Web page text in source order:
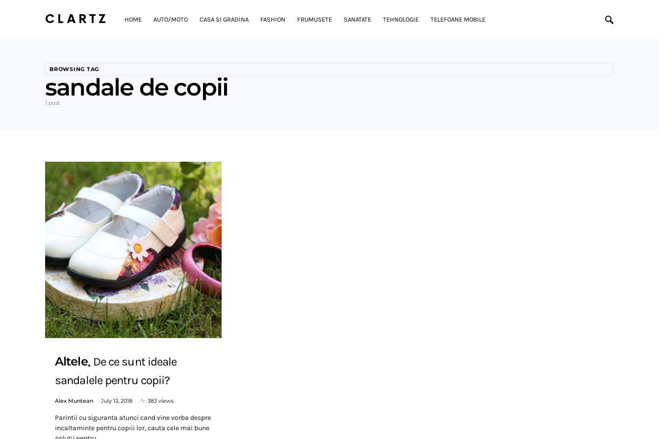
CLARTZ HOME AUTO/MOTO CASA SI GRADINA FASHION FRUMUSETE SANATATE TEHNOLOGIE TELEFOANE MOBILE
BROWSING TAG
sandale de copii
1 post
Altele De ce sunt ideale
sandalele pentru copii?
Alex Muntean July 13, 2018 383 views
Parintii cu siguranta atunci cand vine vorba despre
incaltaminte pentru copiii lor, cauta cele mai bune